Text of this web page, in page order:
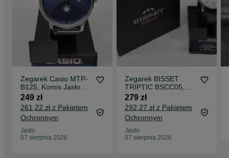
Zegarek Casio MTP-
B125, Komis Jasło
Czackiego
249 zł
261,22 zł z Pakietem
Ochronnym
Jasło
07 sierpnia 2026
Zegarek BISSET
TRIPTIC BSCC05,
Komis Jasło
Czackiego
279 zł
292,27 zł z Pakietem
Ochronnym
Jasło
07 sierpnia 2026